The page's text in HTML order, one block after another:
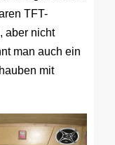
TFT-
aber nicht
man auch ein
mit